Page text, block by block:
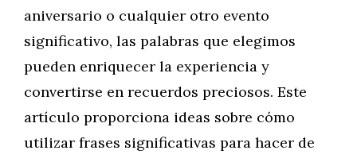
aniversario o cualquier otro evento
significativo, las palabras que elegimos
pueden enriquecer la experiencia y
convertirse en recuerdos preciosos. Este
artículo proporciona ideas sobre cómo
utilizar frases significativas para hacer de